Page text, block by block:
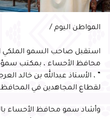
وفي ختام الحفل، سلّم سمو
الملا
المواطن اليوم /
استقبل صاحب السمو الملكي
محافظ الأحساء ، بمكتب سموّه
” ، الأستاذ عبدالله بن خالد
لقطاع المجاهدين في
وأشاد سمو محافظ الأحساء